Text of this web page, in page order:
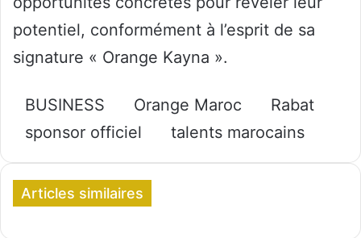
potentiel, conformément à l’esprit de sa
signature « Orange Kayna ».
BUSINESS Orange Maroc
Rabat
sponsor officiel
talents marocains
Articles similaires